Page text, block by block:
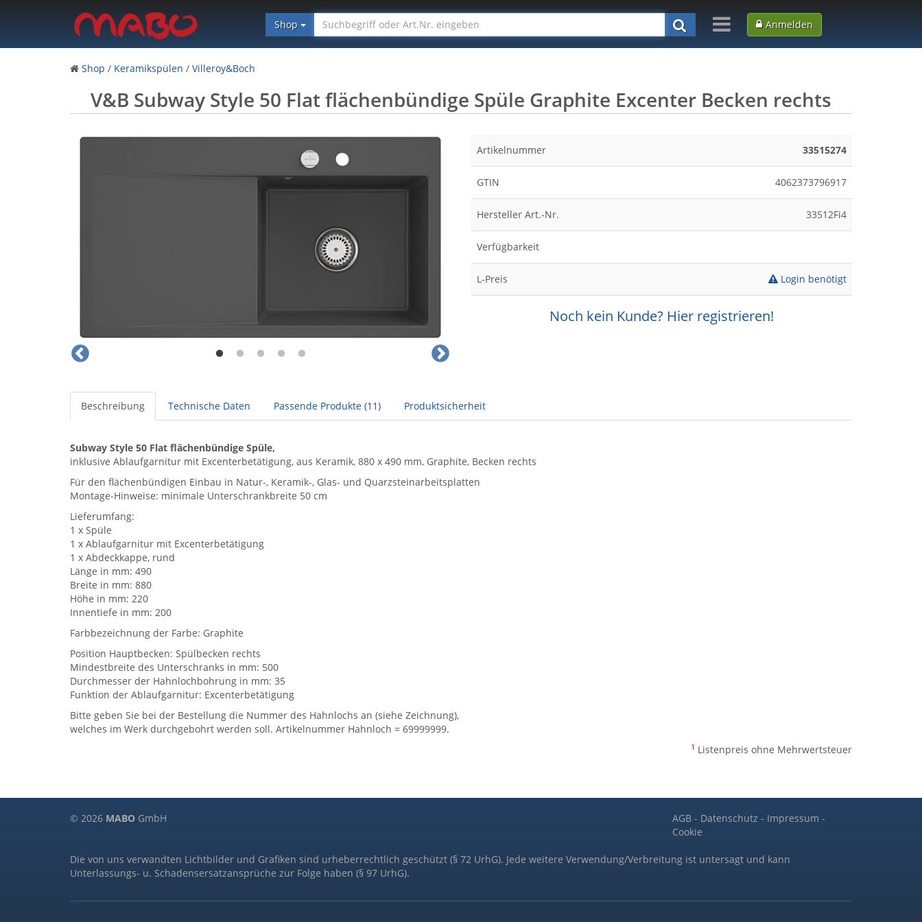
Shop Anmelden
Shop / Keramikspülen / Villeroy&Boch
V&B Subway Style 50 Flat flächenbündige Spüle Graphite Excenter Becken rechts
Artikelnummer 33515274
GTIN 4062373796917
Hersteller Art.-Nr. 33512Fi4
Verfügbarkeit
L-Preis Login benötigt
Noch kein Kunde? Hier registrieren!
Beschreibung Technische Daten Passende Produkte (11) Produktsicherheit
Subway Style 50 Flat flächenbündige Spüle,
inklusive Ablaufgarnitur mit Excenterbetätigung, aus Keramik, 880 x 490 mm, Graphite, Becken rechts
Für den flächenbündigen Einbau in Natur-, Keramik-, Glas- und Quarzsteinarbeitsplatten
Montage-Hinweise: minimale Unterschrankbreite 50 cm
Lieferumfang:
1 x Spüle
1 x Ablaufgarnitur mit Excenterbetätigung
1 x Abdeckkappe, rund
Länge in mm: 490
Breite in mm: 880
Höhe in mm: 220
Innentiefe in mm: 200
Farbbezeichnung der Farbe: Graphite
Position Hauptbecken: Spülbecken rechts
Mindestbreite des Unterschranks in mm: 500
Durchmesser der Hahnlochbohrung in mm: 35
Funktion der Ablaufgarnitur: Excenterbetätigung
Bitte geben Sie bei der Bestellung die Nummer des Hahnlochs an (siehe Zeichnung),
welches im Werk durchgebohrt werden soll. Artikelnummer Hahnloch = 69999999.
1 Listenpreis ohne Mehrwertsteuer
© 2026 MABO GmbH AGB- Datenschutz - Impressum -
Cookie
Die von uns verwandten Lichtbilder und Grafiken sind urheberrechtlich geschützt (§ 72 UrhG). Jede weitere Verwendung/Verbreitung ist untersagt und kann
Unterlassungs- u. Schadensersatzansprüche zur Folge haben (§ 97 UrhG).